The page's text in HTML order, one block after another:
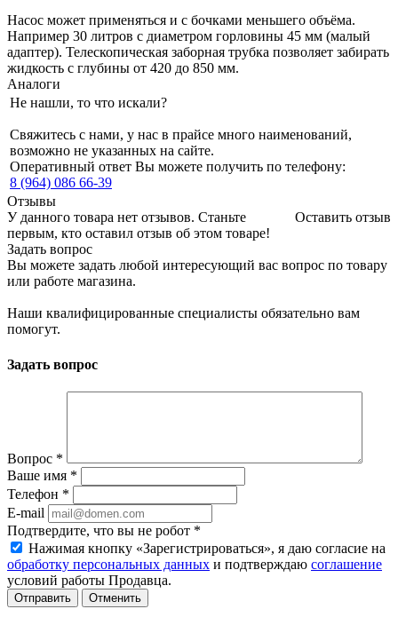
Насос может применяться и с бочками меньшего объёма.
Например 30 литров с диаметром горловины 45 мм (малый
адаптер). Телескопическая заборная трубка позволяет забирать
жидкость с глубины от 420 до 850 мм.
Аналоги
Не нашли, то что искали?
Свяжитесь с нами, у нас в прайсе много наименований,
возможно не указанных на сайте.
Оперативный ответ Вы можете получить по телефону:
8 (964) 086 66-39
Отзывы
Оставить отзыв
У данного товара нет отзывов. Станьте
первым, кто оставил отзыв об этом товаре!
Задать вопрос
Вы можете задать любой интересующий вас вопрос по товару
или работе магазина.
Наши квалифицированные специалисты обязательно вам
помогут.
Задать вопрос
Вопрос *
Ваше имя *
Телефон *
E-mail
Подтвердите, что вы не робот *
Нажимая кнопку «Зарегистрироваться», я даю согласие на
обработку персональных данных и подтверждаю соглашение
условий работы Продавца.
Отменить